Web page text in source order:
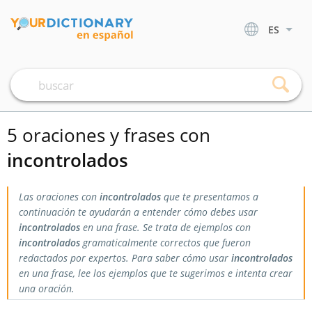
ES
5 oraciones y frases con
incontrolados
Las oraciones con incontrolados que te presentamos a
continuación te ayudarán a entender cómo debes usar
incontrolados en una frase. Se trata de ejemplos con
incontroladosgramaticalmente correctos que fueron
redactados por expertos. Para saber cómo usar incontrolados
en una frase, lee los ejemplos que te sugerimos e intenta crear
una oración.